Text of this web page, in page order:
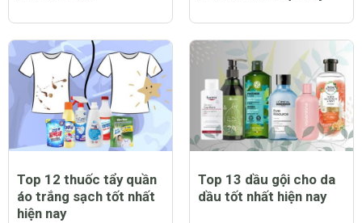
Top 12 thuốc tẩy quần
áo trắng sạch tốt nhất
hiện nay
Top 13 dầu gội cho da
dầu tốt nhất hiện nay